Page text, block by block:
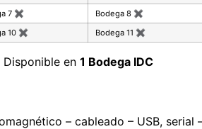
7 ✖ Bodega 8 ✖
10 ✖ Bodega 11 ✖
Disponible en 1 Bodega IDC
– cableado – USB, serial